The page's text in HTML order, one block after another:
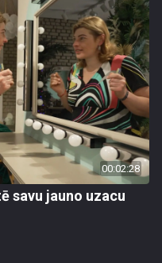
00:02:28
savu jauno uzacu